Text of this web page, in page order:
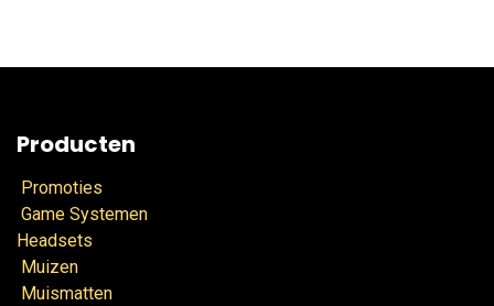
Producten
Promoties
Game Systemen
Headsets
Muizen
Muismatten